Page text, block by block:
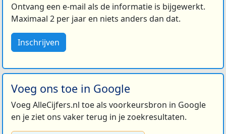
Ontvang een e-mail als de informatie is bijgewerkt.
Maximaal 2 per jaar en niets anders dan dat.
Inschrijven
Voeg ons toe in Google
Voeg AlleCijfers.nl toe als voorkeursbron in Google
en je ziet ons vaker terug in je zoekresultaten.